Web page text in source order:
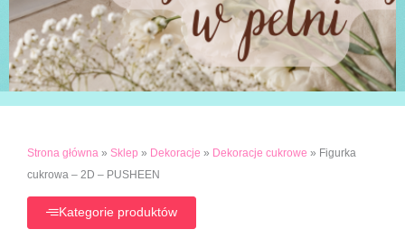
Strona główna » Sklep » Dekoracje » Dekoracje cukrowe » Figurka
cukrowa – 2D – PUSHEEN
Kategorie produktów